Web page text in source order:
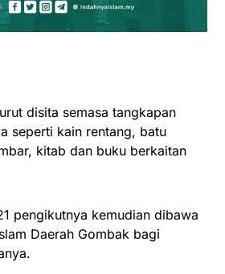
disita semasa tangkapan
seperti kain rentang, batu
kitab dan buku berkaitan
pengikutnya kemudian dibawa
Daerah Gombak bagi